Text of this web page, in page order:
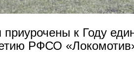
к Году
РФСО